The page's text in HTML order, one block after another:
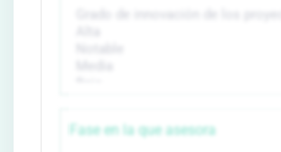
Fase en la que asesora